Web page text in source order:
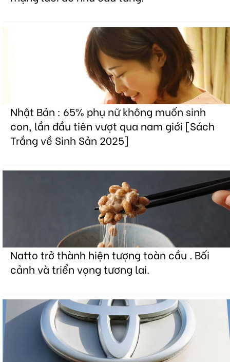
Nhật Bản : 65% phụ nữ không muốn sinh
con, lần đầu tiên vượt qua nam giới [Sách
Trắng về Sinh Sản 2025]
Natto trở thành hiện tượng toàn cầu . Bối
cảnh và triển vọng tương lai.